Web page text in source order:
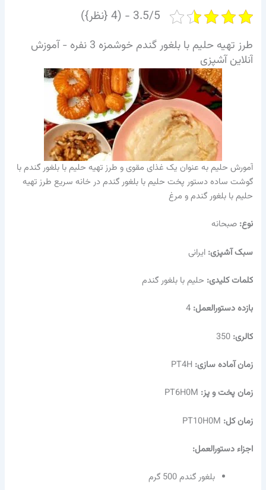
3.5/5 - (4 {نظر})
طرز تهیه حلیم با بلغور گندم خوشمزه 3 نفره - آموزش
آنلاین آشپزی
آمورش حلیم به عنوان یک غذای مقوی و طرز تهیه حلیم با بلغور گندم با
گوشت ساده دستور پخت حلیم با بلغور گندم در خانه سریع طرز تهیه
حلیم با بلغور گندم و مرغ
نوع:صبحانه
سبک آشپزی:ایرانی
کلمات کلیدی: حلیم با بلغور گندم
بازده دستورالعمل:4
کالری:350
زمان آماده سازی: PT4H
زمان پخت و پز: PT6H0M
زمان کل: PT10H0M
اجزاء دستورالعمل:
بلغور گندم 500 گرم